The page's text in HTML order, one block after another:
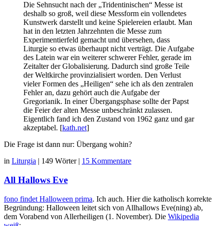
Die Sehnsucht nach der „Tridentinischen“ Messe ist
deshalb so groß, weil diese Messform ein vollendetes
Kunstwerk darstellt und keine Spielereien erlaubt. Man
hat in den letzten Jahrzehnten die Messe zum
Experimentierfeld gemacht und übersehen, dass
Liturgie so etwas überhaupt nicht verträgt. Die Aufgabe
des Latein war ein weiterer schwerer Fehler, gerade im
Zeitalter der Globalisierung. Dadurch sind große Teile
der Weltkirche provinzialisiert worden. Den Verlust
vieler Formen des „Heiligen“ sehe ich als den zentralen
Fehler an, dazu gehört auch die Aufgabe der
Gregorianik. In einer Übergangsphase sollte der Papst
die Feier der alten Messe unbeschränkt zulassen.
Eigentlich fand ich den Zustand von 1962 ganz und gar
akzeptabel. [kath.net]
Die Frage ist dann nur: Übergang wohin?
in Liturgia | 149 Wörter | 15 Kommentare
All Hallows Eve
fono findet Halloween prima. Ich auch. Hier die katholisch korrekte
Begründung: Halloween leitet sich von Allhallows Eve(ning) ab,
dem Vorabend von Allerheiligen (1. November). Die Wikipedia